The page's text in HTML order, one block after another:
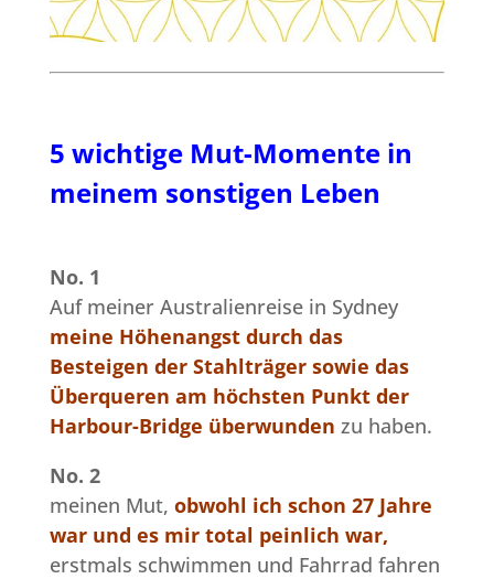
5 wichtige Mut-Momente in
meinem sonstigen Leben
No. 1
Auf meiner Australienreise in Sydney
meine Höhenangst durch das
Besteigen der Stahlträger sowie das
Überqueren am höchsten Punkt der
Harbour-Bridge überwunden zu haben.
No. 2
meinen Mut, obwohl ich schon 27 Jahre
war und es mir total peinlich war,
erstmals schwimmen und Fahrrad fahren